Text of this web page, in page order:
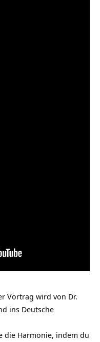
Vortrag wird von Dr.
ins Deutsche
die Harmonie, indem du